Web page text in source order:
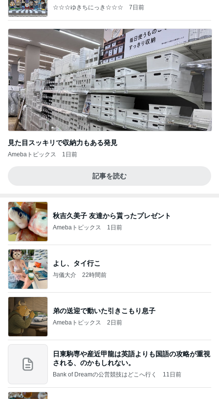
☆☆☆ゆきちにっき☆☆☆ 7日前
見た目スッキリで収納力もある発見
Amebaトピックス 1日前
記事を読む
秋吉久美子 友達から貰ったプレゼント
Amebaトピックス 1日前
よし、タイ行こ
与儀大介 22時間前
弟の送迎で動いた引きこもり息子
Amebaトピックス 2日前
日東駒専や産近甲龍は英語よりも国語の攻略が重視
される、のかもしれない。
Bank of Dreamの公営競技はどこへ行く 11日前